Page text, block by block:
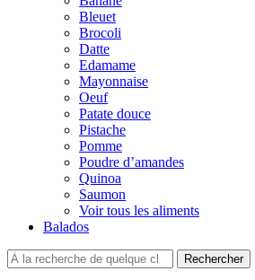
Bleuet
Brocoli
Datte
Edamame
Mayonnaise
Oeuf
Patate douce
Pistache
Pomme
Poudre d’amandes
Quinoa
Saumon
Voir tous les aliments
Balados